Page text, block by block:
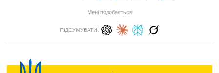
Мені подобається
ПІДСУМУВАТИ: